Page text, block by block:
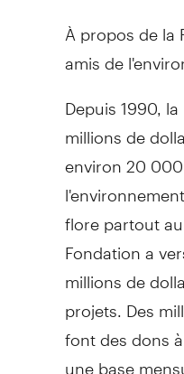
À propos de la
amis de
Depuis 1990,
millions de
environ 20
flore partout
Fondation a
millions de
projets. Des
font des dons
une base